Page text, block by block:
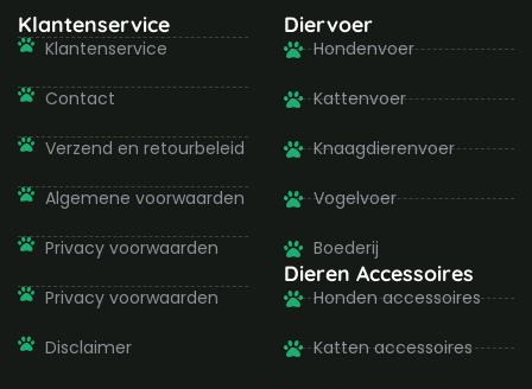
o g
t
e
r
u
b
e
Klantenservice
Klantenservice
Contact
Verzend en retourbeleid
Algemene voorwaarden
Privacy voorwaarden
Privacy voorwaarden
Disclaimer
Diervoer
Hondenvoer
Kattenvoer
Knaagdierenvoer
Vogelvoer
Boederij
Dieren Accessoires
Honden accessoires
Katten accessoires